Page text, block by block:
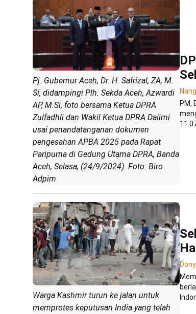
Pj. Gubernur Aceh, Dr. H. Safrizal, ZA, M.
Si, didampingi Plh. Sekda Aceh, Azwardi
AP, M.Si, foto bersama Ketua DPRA
Zulfadhli dan Wakil Ketua DPRA Dalimi
usai penandatanganan dokumen
pengesahan APBA 2025 pada Rapat
Paripurna di Gedung Utama DPRA, Banda
Aceh, Selasa, (24/9/2024). Foto: Biro
Adpim
PM,
Warga Kashmir turun ke jalan untuk
memprotes keputusan India yang telah